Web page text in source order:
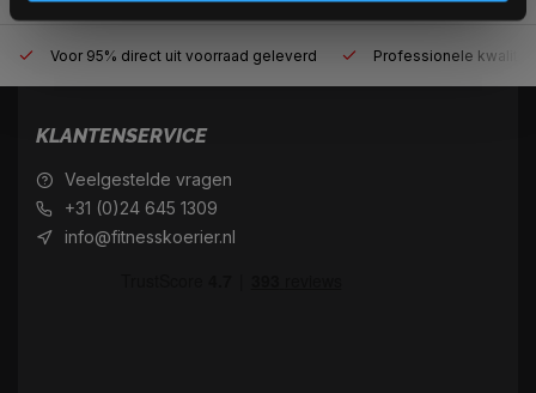
Voor 95% direct uit voorraad geleverd Professionele
KLANTENSERVICE
Veelgestelde vragen
+31 (0)24 645 1309
info@fitnesskoerier.nl